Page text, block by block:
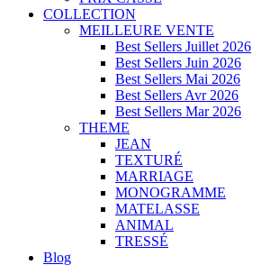
COLLECTION
MEILLEURE VENTE
Best Sellers Juillet 2026
Best Sellers Juin 2026
Best Sellers Mai 2026
Best Sellers Avr 2026
Best Sellers Mar 2026
THEME
JEAN
TEXTURÉ
MARRIAGE
MONOGRAMME
MATELASSE
ANIMAL
TRESSÉ
Blog